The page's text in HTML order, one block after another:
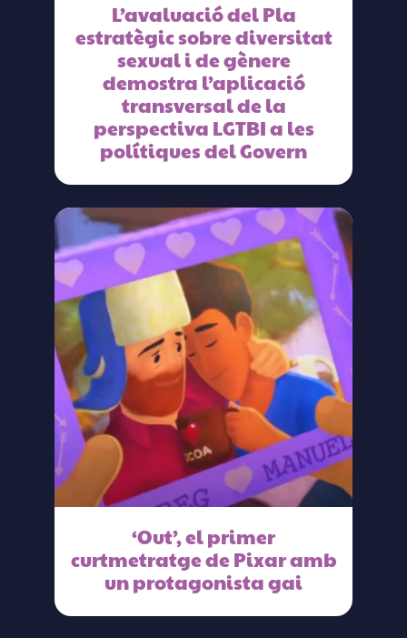
L’avaluació del Pla
estratègic sobre diversitat
sexual i de gènere
demostra l’aplicació
transversal de la
perspectiva LGTBI a les
polítiques del Govern
‘Out’, el primer
curtmetratge de Pixar amb
un protagonista gai